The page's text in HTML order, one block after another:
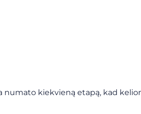
numato kiekvieną etapą, kad